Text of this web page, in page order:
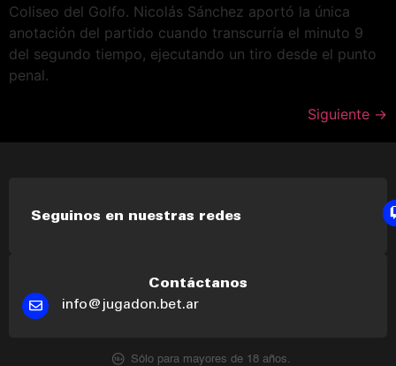
Coliseo del Golfo. Nicolás Sánchez aportó la única
anotación del partido cuando transcurría el minuto 9
del segundo tiempo, ejecutando un tiro desde el punto
penal.
Siguiente →
Seguinos en nuestras redes
Contáctanos
info@jugadon.bet.ar
Sólo para mayores de 18 años.